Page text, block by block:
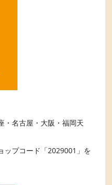
・名古屋・大阪・福岡天
ップコード「2029001」を